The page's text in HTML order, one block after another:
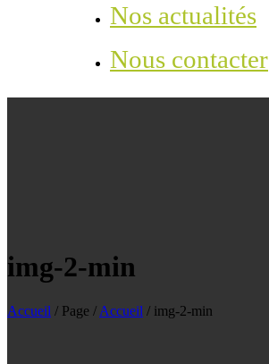
Nos actualités
Nous contacter
img-2-min
Accueil / Page / Accueil / img-2-min